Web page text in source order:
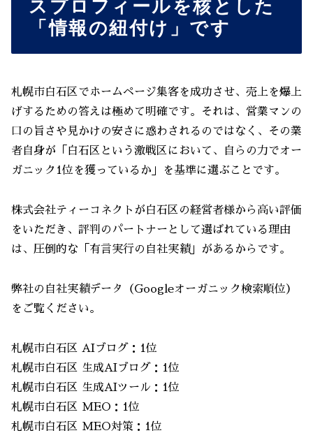
スプロフィールを核とした
「情報の紐付け」です
札幌市白石区でホームページ集客を成功させ、売上を爆上
げするための答えは極めて明確です。それは、営業マンの
口の旨さや見かけの安さに惑わされるのではなく、その業
者自身が「白石区という激戦区において、自らの力でオー
ガニック1位を獲っているか」を基準に選ぶことです。
株式会社ティーコネクトが白石区の経営者様から高い評価
をいただき、評判のパートナーとして選ばれている理由
は、圧倒的な「有言実行の自社実績」があるからです。
弊社の自社実績データ（Googleオーガニック検索順位）
をご覧ください。
札幌市白石区 AIブログ：1位
札幌市白石区 生成AIブログ：1位
札幌市白石区 生成AIツール：1位
札幌市白石区 MEO：1位
札幌市白石区 MEO対策：1位